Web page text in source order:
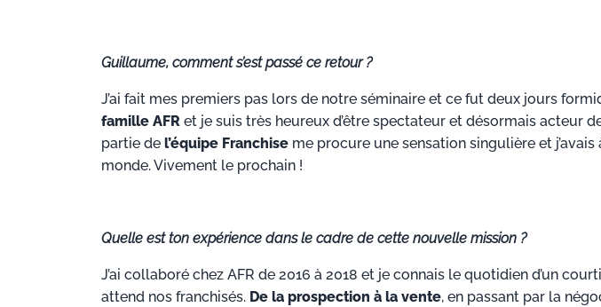
Guillaume, comment s’est passé ce retour ?
J’ai fait mes premiers pas lors de notre séminaire et ce fut deux jours
famille AFR et je suis très heureux d’être spectateur et désormais acteur
partie de l’équipe Franchise me procure une sensation singulière et
monde. Vivement le prochain !
Quelle est ton expérience dans le cadre de cette nouvelle mission ?
J’ai collaboré chez AFR de 2016 à 2018 et je connais le quotidien d’un
attend nos franchisés. De la prospection à la vente, en passant par la